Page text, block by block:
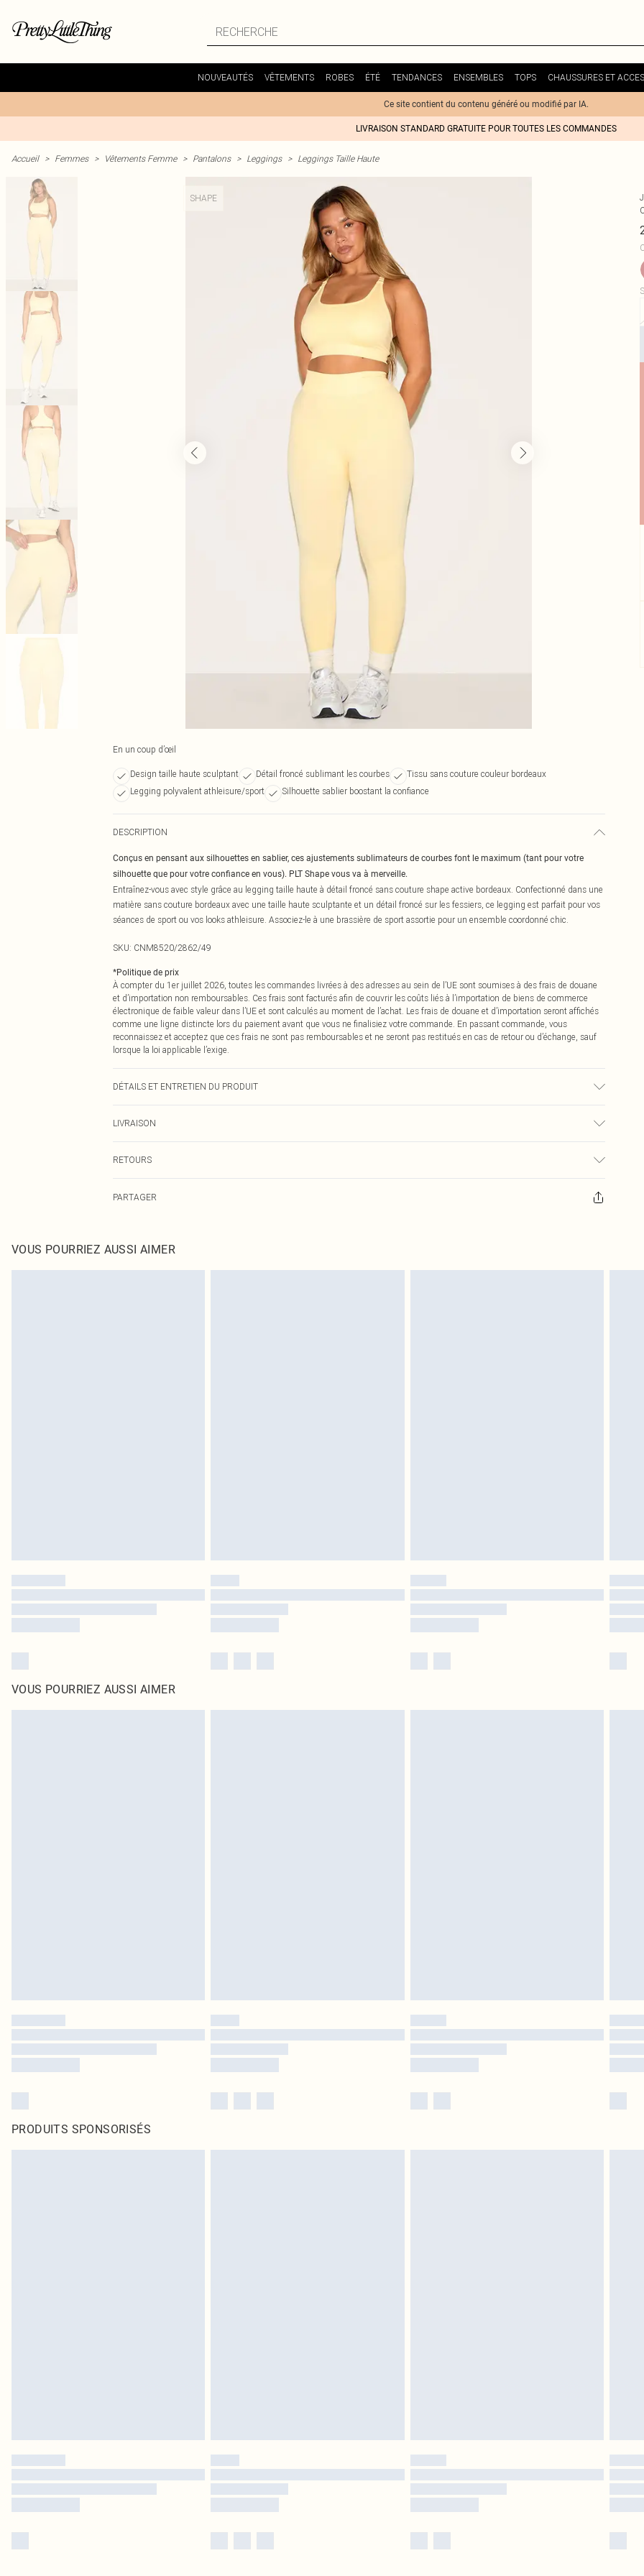
NOUVEAUTÉS VÊTEMENTS ROBES ÉTÉ TENDANCES ENSEMBLES TOPS CHAUSSURES ET
Ce site contient du contenu généré ou modifié par IA.
LIVRAISON STANDARD GRATUITE POUR TOUTES LES COMMANDES
Accueil > Femmes > Vêtements Femme > Pantalons > Leggings > Leggings Taille Haute
SHAPE
En un coup d’œil
Design taille haute sculptant Détail froncé sublimant les courbes
Tissu sans couture couleur bordeaux
Legging polyvalent athleisure/sport
Silhouette sablier boostant la confiance
DESCRIPTION
Conçus en pensant aux silhouettes en sablier, ces ajustements sublimateurs de courbes font le maximum (tant pour votre
silhouette que pour votre confiance en vous). PLT Shape vous va à merveille.
Entraînez-vous avec style grâce au legging taille haute à détail froncé sans couture shape active bordeaux. Confectionné dans une
matière sans couture bordeaux avec une taille haute sculptante et un détail froncé sur les fessiers, ce legging est parfait pour vos
séances de sport ou vos looks athleisure. Associez-le à une brassière de sport assortie pour un ensemble coordonné chic.
SKU: CNM8520/2862/49
*Politique de prix
À compter du 1er juillet 2026, toutes les commandes livrées à des adresses au sein de l’UE sont soumises à des frais de douane
et d’importation non remboursables. Ces frais sont facturés afin de couvrir les coûts liés à l’importation de biens de commerce
électronique de faible valeur dans l’UE et sont calculés au moment de l’achat. Les frais de douane et d’importation seront affichés
comme une ligne distincte lors du paiement avant que vous ne finalisiez votre commande. En passant commande, vous
reconnaissez et acceptez que ces frais ne sont pas remboursables et ne seront pas restitués en cas de retour ou d’échange, sauf
lorsque la loi applicable l’exige.
DÉTAILS ET ENTRETIEN DU PRODUIT
LIVRAISON
€7.99
RETOURS
Veuillez noter que nous ne pouvons pas rembourser les masques tendance, les cosmétiques, les bijoux pour piercings, les jouets
également être essayées en intérieur. Les articles pour la maison, y compris le linge de lit, les matelas, les surmatelas et les
PARTAGER
VOUS POURRIEZ AUSSI AIMER
VOUS POURRIEZ AUSSI AIMER
PRODUITS SPONSORISÉS